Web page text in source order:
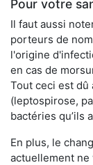
Pour votre
Il faut aussi
porteurs de
l'origine
en cas de
Tout ceci est dû
(leptospirose,
bactéries qu’ils
En plus, le
actuellement ne